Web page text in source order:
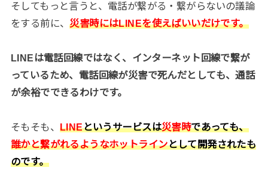
そしてもっと言うと、電話が繋がる・繋がらないの議論
をする前に、災害時にはLINEを使えばいいだけです。
LINEは電話回線ではなく、インターネット回線で繋が
っているため、電話回線が災害で死んだとしても、通話
が余裕でできるわけです。
そもそも、 LINEというサービスは災害時であっても、
誰かと繋がれるようなホットラインとして開発されたも
のです。